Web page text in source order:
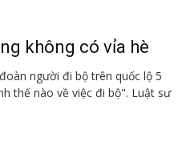
không có vỉa hè
người đi bộ trên quốc lộ 5
thế nào về việc đi bộ". Luật sư